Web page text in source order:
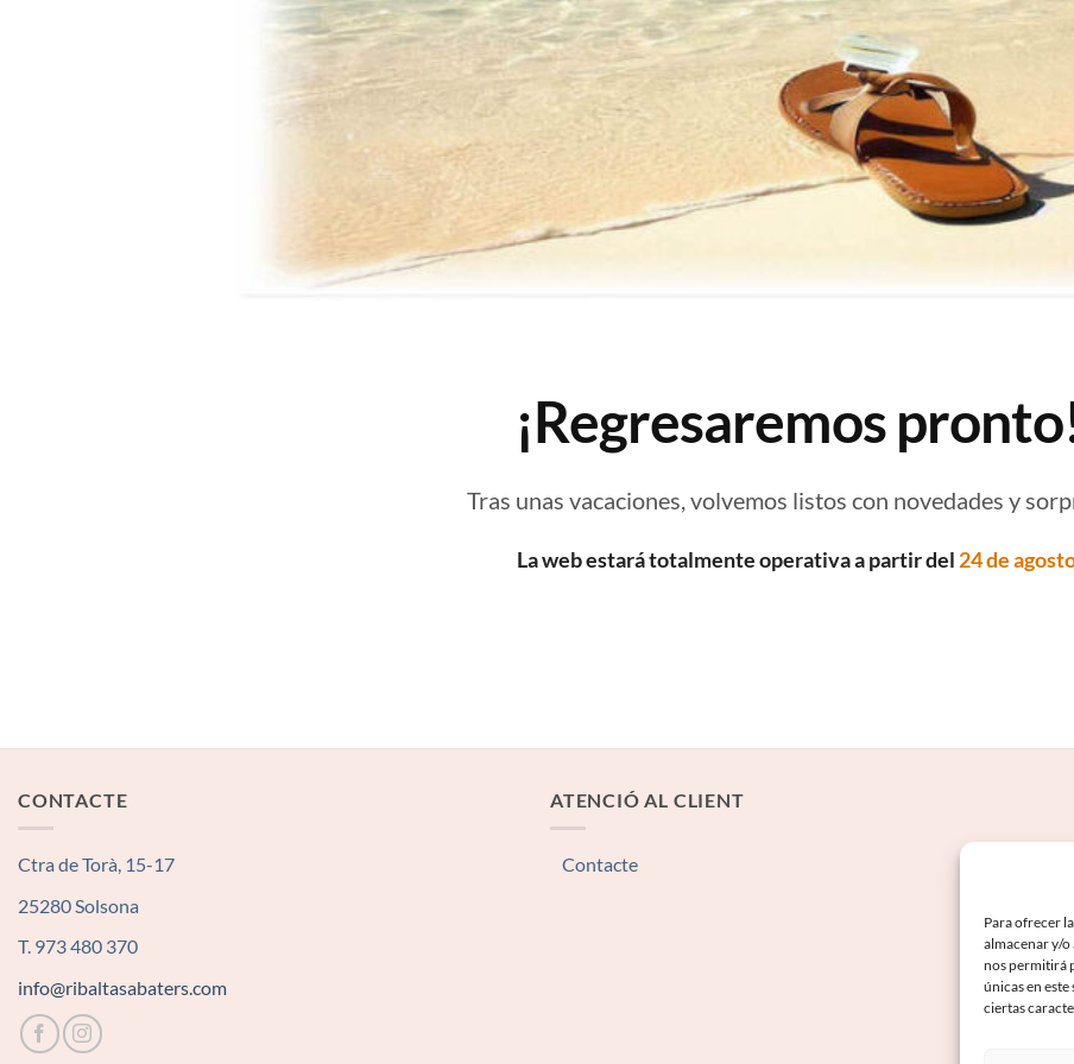
Para ofrecer
almacenar y/
nos permitirá
únicas en
ciertas
¡Regresaremos
Tras unas vacaciones, volvemos listos con novedades y
La web estará totalmente operativa a partir del 24 de
CONTACTE
Ctra de Torà, 15-17
25280 Solsona
T. 973 480 370
info@ribaltasabaters.com
ATENCIÓ AL CLIENT
Contacte